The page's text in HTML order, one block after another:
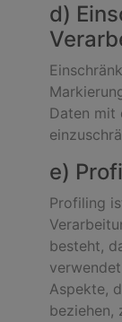
d)
Daten mit
e)
Profiling
besteht,
Aspekte,
beziehen,